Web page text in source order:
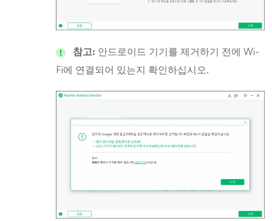
참고: 안드로이드 기기를 제거하기 전에 Wi-
Fi에 연결되어 있는지 확인하십시오.